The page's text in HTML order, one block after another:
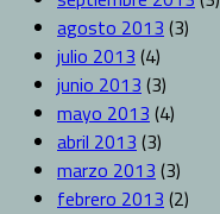
agosto 2013 (3)
julio 2013 (4)
junio 2013 (3)
mayo 2013 (4)
abril 2013 (3)
marzo 2013 (3)
febrero 2013 (2)